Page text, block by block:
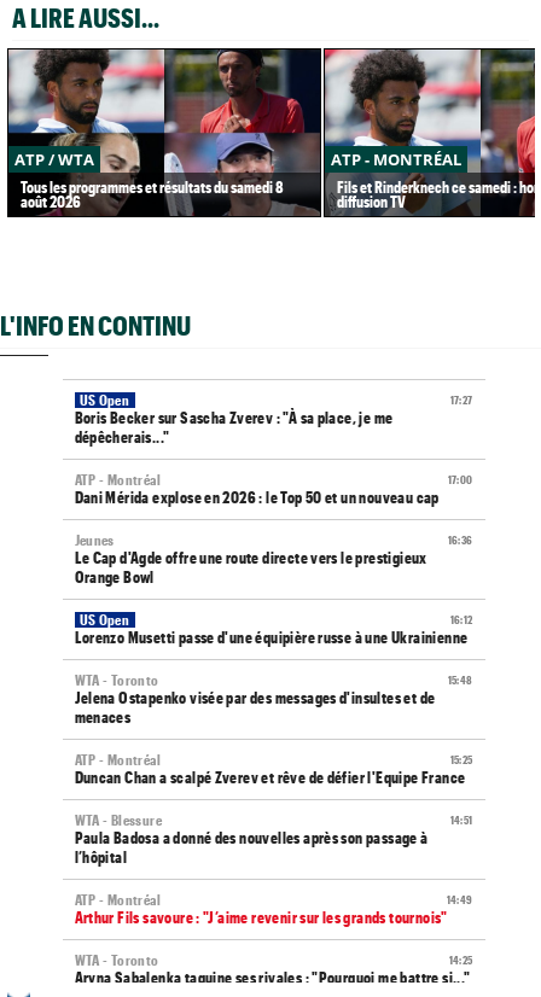
A LIRE AUSSI...
ATP / WTA
Tous les programmes et résultats du samedi 8
août 2026
ATP - MONTRÉAL
Fils et Rinderknech ce samedi :
diffusion TV
L'INFO EN CONTINU
17:27
US Open
Boris Becker sur Sascha Zverev : "À sa place, je me
dépêcherais..."
17:00
ATP - Montréal
Dani Mérida explose en 2026 : le Top 50 et un nouveau cap
16:36
Jeunes
Le Cap d'Agde offre une route directe vers le prestigieux
Orange Bowl
16:12
US Open
Lorenzo Musetti passe d'une équipière russe à une Ukrainienne
15:48
WTA - Toronto
Jelena Ostapenko visée par des messages d'insultes et de
menaces
15:25
ATP - Montréal
Duncan Chan a scalpé Zverev et rêve de défier l'Equipe France
14:51
WTA - Blessure
Paula Badosa a donné des nouvelles après son passage à
l’hôpital
14:49
ATP - Montréal
Arthur Fils savoure : "J’aime revenir sur les grands tournois"
14:25
WTA - Toronto
Aryna Sabalenka taquine ses rivales : "Pourquoi me battre si..."